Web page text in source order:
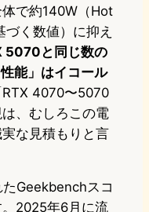
で約140W（Hot
く数値）に抑え
5070と同じ数の
能」はイコール
RTX 4070〜5070
、むしろこの電
な見積もりと言
Geekbenchスコ
2025年6月に流